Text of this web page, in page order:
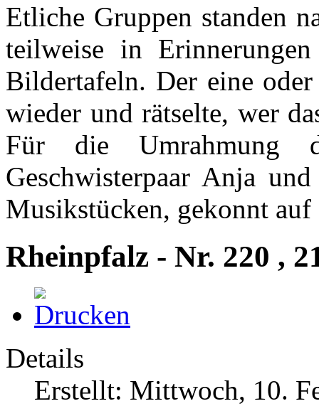
Etliche Gruppen standen
teilweise in
Bildertafeln. Der eine
wieder und rätselte, wer
Für die Umrahmung
Geschwisterpaar Anja
Musikstücken, gekonnt
Rheinpfalz - Nr. 220 ,
Details
Erstellt: Mittwoch, 10.